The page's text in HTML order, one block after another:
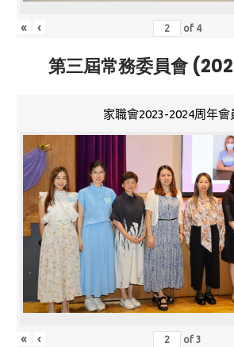
« ‹ of 4
第三屆常務委員會
家職會2023-2024周年會
« ‹ of3